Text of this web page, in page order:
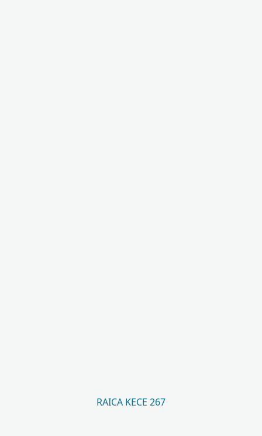
RAICA KECE 267